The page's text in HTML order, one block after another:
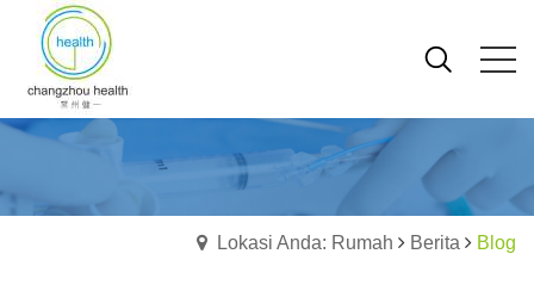
Lokasi Anda: Rumah Berita Blog